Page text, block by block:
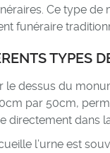
Ce type
funéraire
TYPES
le dessus du
par 50cm,
directement dans
l’urne est